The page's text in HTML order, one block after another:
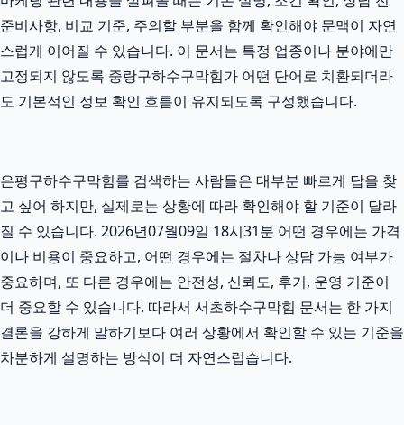
준비사항, 비교 기준, 주의할 부분을 함께 확인해야 문맥이 자연
스럽게 이어질 수 있습니다. 이 문서는 특정 업종이나 분야에만
고정되지 않도록 중랑구하수구막힘가 어떤 단어로 치환되더라
도 기본적인 정보 확인 흐름이 유지되도록 구성했습니다.
은평구하수구막힘를 검색하는 사람들은 대부분 빠르게 답을 찾
고 싶어 하지만, 실제로는 상황에 따라 확인해야 할 기준이 달라
질 수 있습니다. 2026년07월09일 18시31분 어떤 경우에는 가격
이나 비용이 중요하고, 어떤 경우에는 절차나 상담 가능 여부가
중요하며, 또 다른 경우에는 안전성, 신뢰도, 후기, 운영 기준이
더 중요할 수 있습니다. 따라서 서초하수구막힘 문서는 한 가지
결론을 강하게 말하기보다 여러 상황에서 확인할 수 있는 기준을
차분하게 설명하는 방식이 더 자연스럽습니다.